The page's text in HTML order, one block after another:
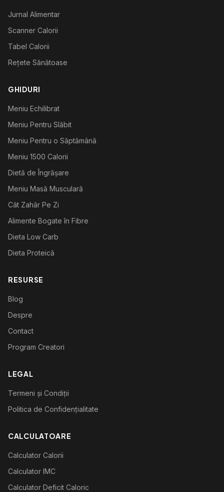
Jurnal Alimentar
Scanner Calorii
Tabel Calorii
Rețete Sănătoase
GHIDURI
Meniu Echilibrat
Meniu Pentru Slăbit
Meniu Pentru o Săptămână
Meniu 1500 Calorii
Dietă de Îngrășare
Meniu Masă Musculară
Cât Zahăr Pe Zi
Alimente Bogate în Fibre
Dieta Low Carb
Dieta Proteică
RESURSE
Blog
Despre
Contact
Program Creatori
LEGAL
Termeni și Condiții
Politica de Confidențialitate
CALCULATOARE
Calculator Calorii
Calculator IMC
Calculator Deficit Caloric